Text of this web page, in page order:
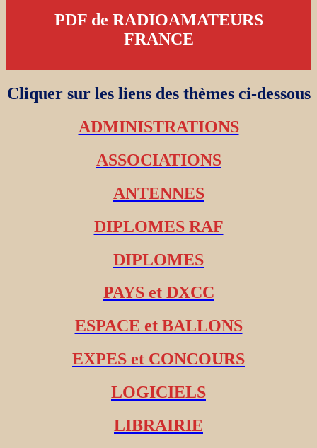
PDF de RADIOAMATEURS
FRANCE
Cliquer sur les liens des thèmes ci-dessous
ADMINISTRATIONS
ASSOCIATIONS
ANTENNES
DIPLOMES RAF
DIPLOMES
PAYS et DXCC
ESPACE et BALLONS
EXPES et CONCOURS
LOGICIELS
LIBRAIRIE